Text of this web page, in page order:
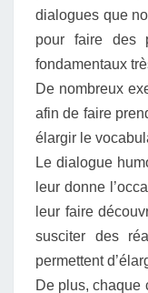
dialogues que
pour faire des
fondamentaux
De nombreux
afin de faire
élargir le
Le dialogue
leur donne
leur faire
susciter des
permettent
De plus, chaque